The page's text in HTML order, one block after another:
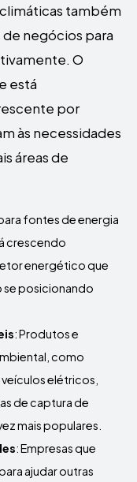
também
negócios para
O
está
por
às necessidades
áreas de
fontes de energia
crescendo
energético que
se posicionando
: Produtos e
como
elétricos,
de captura de
mais populares.
: Empresas que
ajudar outras